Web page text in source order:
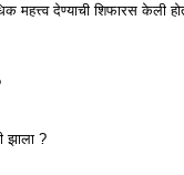
महत्त्व देण्याची शिफारस केली
झाला ?